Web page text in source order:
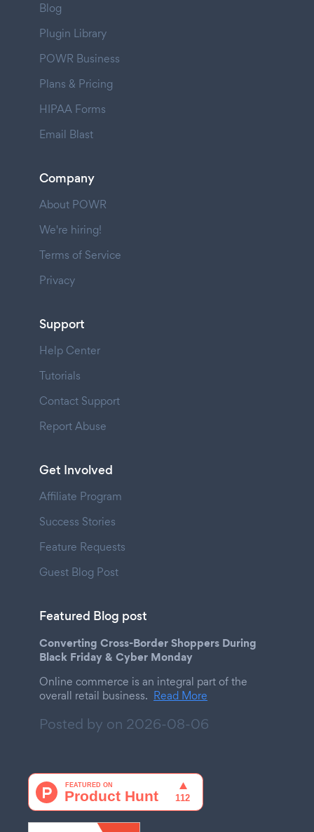
Blog
Plugin Library
POWR Business
Plans & Pricing
HIPAA Forms
Email Blast
Company
About POWR
We're hiring!
Terms of Service
Privacy
Support
Help Center
Tutorials
Contact Support
Report Abuse
Get Involved
Affiliate Program
Success Stories
Feature Requests
Guest Blog Post
Featured Blog post
Converting Cross-Border Shoppers During
Black Friday & Cyber Monday
Online commerce is an integral part of the
overall retail business. Read More
Posted by on 2026-08-06